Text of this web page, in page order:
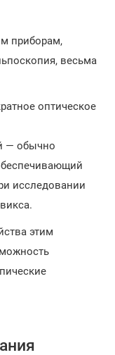
приборам,
весьма
оптическое
— обычно
исследовании
этим